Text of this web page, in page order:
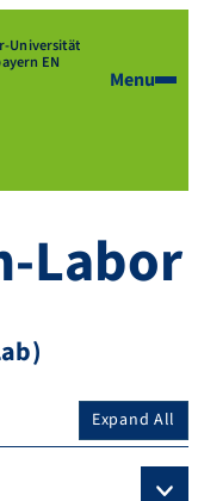
Universität
EN
Menu
Labor
Expand All